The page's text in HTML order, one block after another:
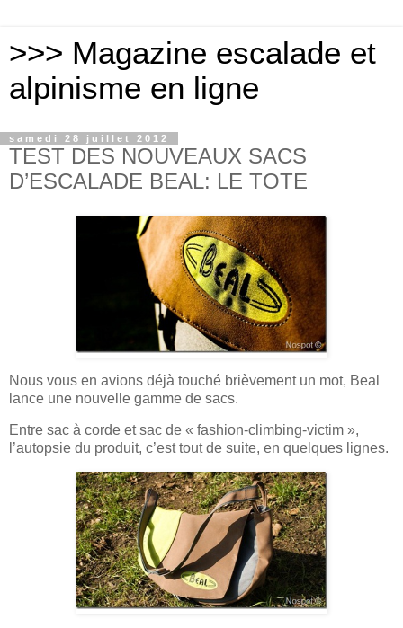
>>> Magazine escalade et
alpinisme en ligne
samedi 28 juillet 2012
TEST DES NOUVEAUX SACS
D’ESCALADE BEAL: LE TOTE
Nous vous en avions déjà touché brièvement un mot, Beal
lance une nouvelle gamme de sacs.
Entre sac à corde et sac de « fashion-climbing-victim »,
l’autopsie du produit, c’est tout de suite, en quelques lignes.